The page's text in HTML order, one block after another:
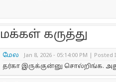
மக்கள் கருத்து
மேல
Jan 8, 2026 - 05:14:00 PM |
தர்கா இருக்குன்னு சொல்றிங்க.